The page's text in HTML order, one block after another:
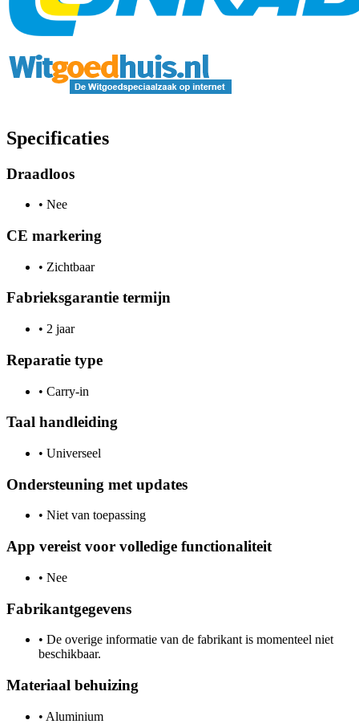
Specificaties
Draadloos
• Nee
CE markering
• Zichtbaar
Fabrieksgarantie termijn
• 2 jaar
Reparatie type
• Carry-in
Taal handleiding
• Universeel
Ondersteuning met updates
• Niet van toepassing
App vereist voor volledige functionaliteit
• Nee
Fabrikantgegevens
• De overige informatie van de fabrikant is momenteel niet
beschikbaar.
Materiaal behuizing
• Aluminium